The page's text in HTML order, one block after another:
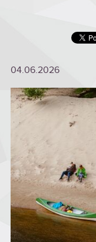
04.06.2026